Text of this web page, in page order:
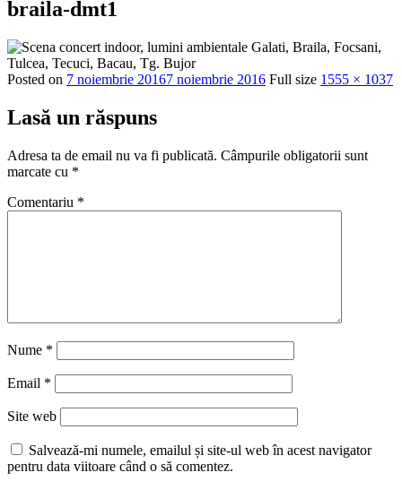
braila-dmt1
Posted on 7 noiembrie 20167 noiembrie 2016 Full size 1555 × 1037
Lasă un răspuns
Adresa ta de email nu va fi publicată. Câmpurile obligatorii sunt
marcate cu *
Comentariu *
Nume *
Email *
Site web
Salvează-mi numele, emailul și site-ul web în acest navigator
pentru data viitoare când o să comentez.